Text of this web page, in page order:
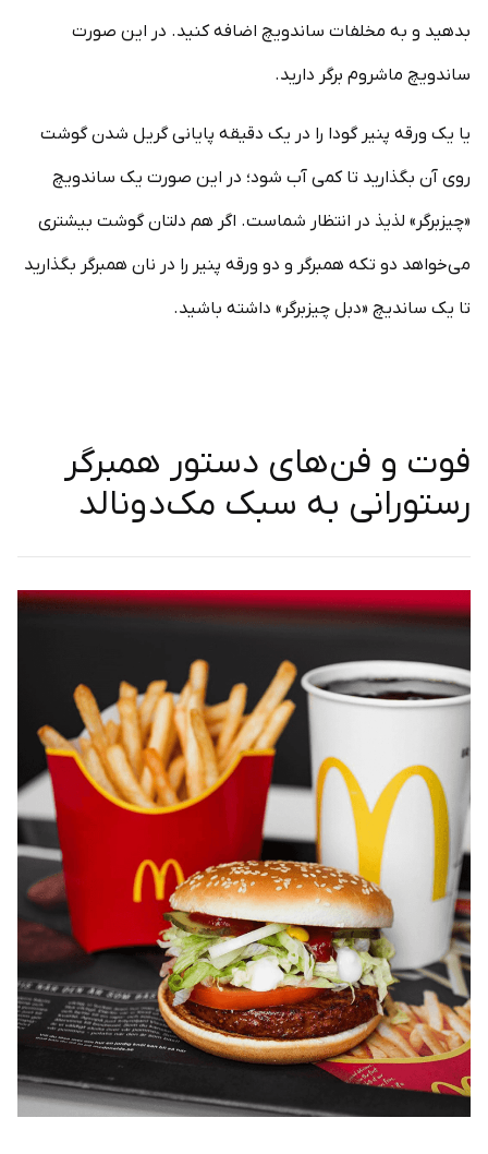
بدهید و به مخلفات ساندویچ اضافه کنید. در این صورت
ساندویچ ماشروم برگر دارید.
یا یک ورقه پنیر گودا را در یک دقیقه پایانی گریل شدن گوشت
روی آن بگذارید تا کمی آب شود؛ در این صورت یک ساندویچ
«چیزبرگر» لذیذ در انتظار شماست. اگر هم دلتان گوشت بیشتری
می‌خواهد دو تکه همبرگر و دو ورقه پنیر را در نان همبرگر بگذارید
تا یک ساندیچ «دبل چیزبرگر» داشته باشید.
فوت و فن‌های دستور همبرگر
رستورانی به سبک مک‌دونالد